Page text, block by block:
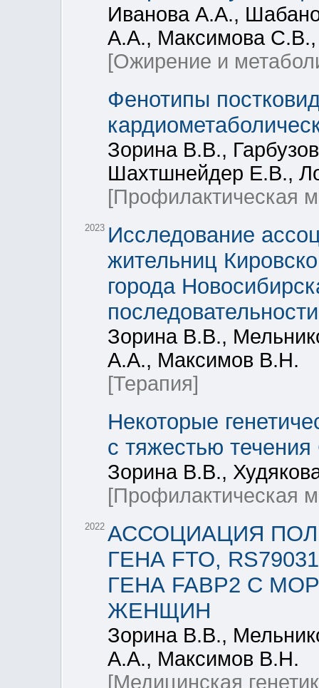
Иванова А.А.,
А.А., Максимова
[Ожирение и
Фенотипы
Зорина В.В.,
Шахтшнейдер Е.В.,
[Профилактическая
2023 Исследование
жительниц
города
Зорина В.В.,
А.А., Максимов В.Н.
[Терапия]
Некоторые
с тяжестью
Зорина В.В.,
[Профилактическая
2022 АССОЦИАЦИЯ
ГЕНА FTO,
ГЕНА FABP2 С
ЖЕНЩИН
Зорина В.В.,
А.А., Максимов В.Н.
[Медицинская